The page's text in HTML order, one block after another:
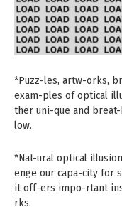
*Puzz-les, artw-orks,
exam-ples of optical
ther uni-que and
low.
*Nat-ural optical
enge our capa-city for
it off-ers impo-rtant
rks.